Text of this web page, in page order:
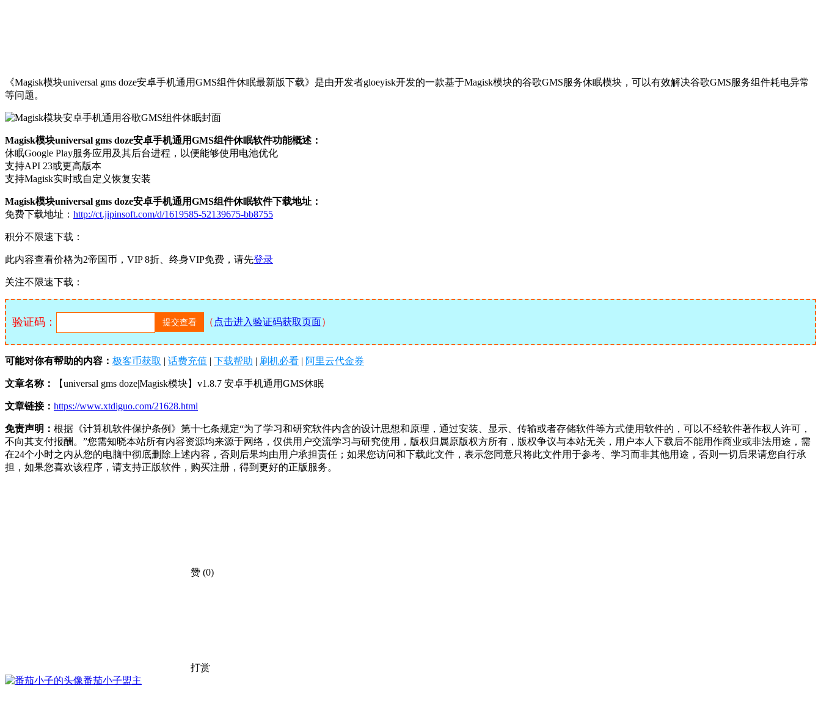
《Magisk模块universal gms doze安卓手机通用GMS组件休眠最新版下载》是由开发者gloeyisk开发的一款基于Magisk模块的谷歌GMS服务休眠模块，可以有效解决谷歌GMS服务组件耗电异常
等问题。
Magisk模块universal gms doze安卓手机通用GMS组件休眠软件功能概述：
休眠Google Play服务应用及其后台进程，以便能够使用电池优化
支持API 23或更高版本
支持Magisk实时或自定义恢复安装
Magisk模块universal gms doze安卓手机通用GMS组件休眠软件下载地址：
免费下载地址： http://ct.jipinsoft.com/d/1619585-52139675-bb8755
积分不限速下载：
此内容查看价格为2帝国币，VIP 8折、终身VIP免费，请先登录
关注不限速下载：
验证码： （ 点击进入验证码获取页面）
可能对你有帮助的内容： 极客币获取 | 话费充值 | 下载帮助 | 刷机必看 | 阿里云代金券
文章名称： 【universal gms doze|Magisk模块】v1.8.7 安卓手机通用GMS休眠
文章链接： https://www.xtdiguo.com/21628.html
免责声明： 根据《计算机软件保护条例》第十七条规定“为了学习和研究软件内含的设计思想和原理，通过安装、显示、传输或者存储软件等方式使用软件的，可以不经软件著作权人许可，
不向其支付报酬。”您需知晓本站所有内容资源均来源于网络，仅供用户交流学习与研究使用，版权归属原版权方所有，版权争议与本站无关，用户本人下载后不能用作商业或非法用途，需
在24个小时之内从您的电脑中彻底删除上述内容，否则后果均由用户承担责任；如果您访问和下载此文件，表示您同意只将此文件用于参考、学习而非其他用途，否则一切后果请您自行承
担，如果您喜欢该程序，请支持正版软件，购买注册，得到更好的正版服务。
赞 (0)
打赏
番茄小子盟主